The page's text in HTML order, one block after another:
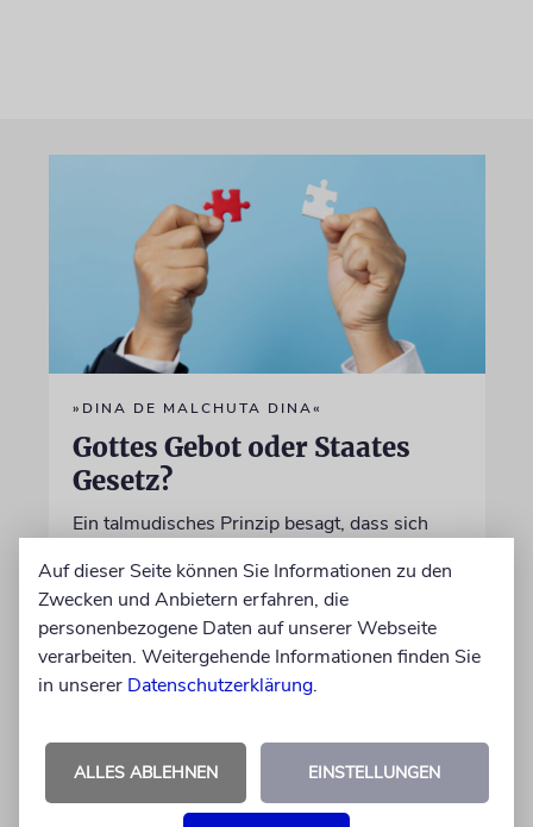
»DINA DE MALCHUTA DINA«
Gottes Gebot oder Staates
Gesetz?
Ein talmudisches Prinzip besagt, dass sich
Landes halten müssen. Doch was geschieht,
wenn dies mit den Pflichten der Religion
kollidiert?
Auf dieser Seite können Sie Informationen zu den
Zwecken und Anbietern erfahren, die
personenbezogene Daten auf unserer Webseite
verarbeiten. Weitergehende Informationen finden Sie
in unserer Datenschutzerklärung.
ALLES ABLEHNEN EINSTELLUNGEN